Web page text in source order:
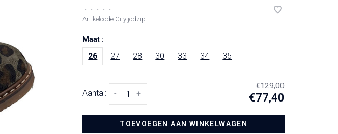
• • • •
•
Artikelcode City jodzip
Maat :
26 27 28 30 33 34 35
Aantal: +
-
€129,00
€77,40
TOEVOEGEN AAN WINKELWAGEN